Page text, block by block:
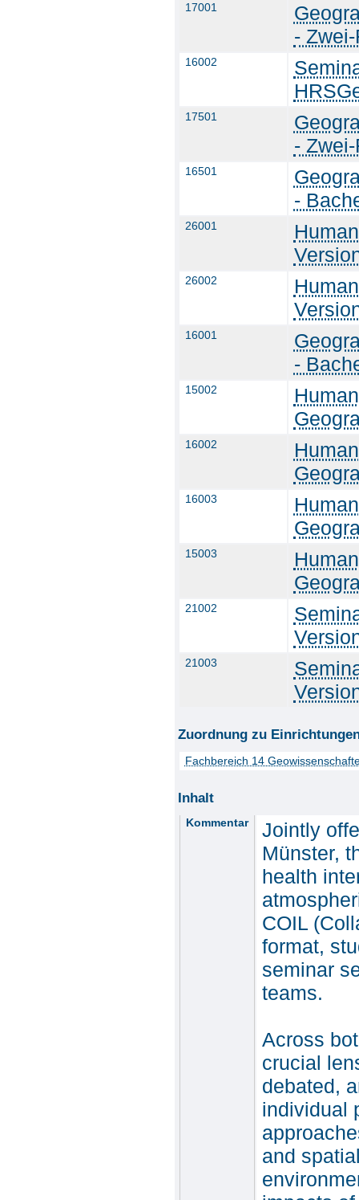
17001
-
16002
17501
-
16501
-
26001
26002
16001
-
15002
16002
16003
15003
21002
21003
Zuordnung zu
Fachbereich 14
Inhalt
Kommentar
Jointly
Münster,
health
COIL
format,
seminar
teams.
Across
crucial
debated,
individual
and